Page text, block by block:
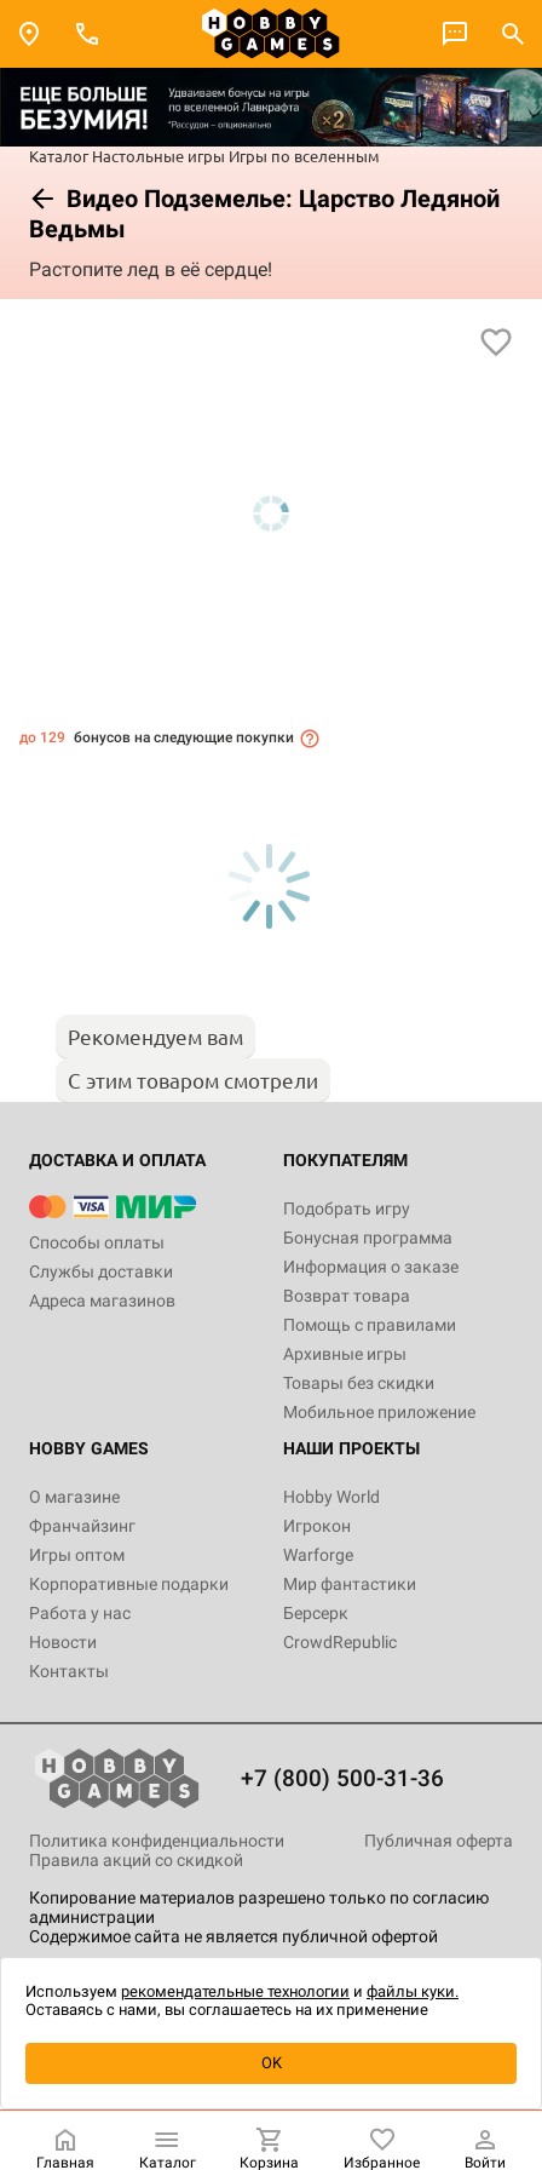
Каталог Настольные игры Игры по вселенным
Видео Подземелье: Царство Ледяной
Ведьмы
Растопите лед в её сердце!
Купить| 1 290 ₽
до 129 бонусов на следующие покупки
Рекомендуем вам
С этим товаром смотрели
ДОСТАВКА И ОПЛАТА
Способы оплаты
Службы доставки
Адреса магазинов
ПОКУПАТЕЛЯМ
Подобрать игру
Бонусная программа
Информация о заказе
Возврат товара
Помощь с правилами
Архивные игры
Товары без скидки
Мобильное приложение
HOBBY GAMES
О магазине
Франчайзинг
Игры оптом
Корпоративные подарки
Работа у нас
Новости
Контакты
НАШИ ПРОЕКТЫ
Hobby World
Игрокон
Warforge
Мир фантастики
Берсерк
CrowdRepublic
+7 (800) 500-31-36
Копирование материалов разрешено только по согласию
администрации
Содержимое сайта не является публичной офертой
Политика конфиденциальности
Публичная оферта
Правила акций со скидкой
технологии.
Главная Каталог Корзина Избранное Войти
Используем рекомендательные технологии и файлы куки.
Оставаясь с нами, вы соглашаетесь на их применение
OK